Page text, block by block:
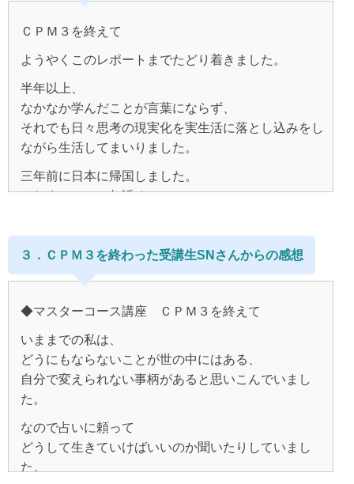
なきゃ。
収入も増えたはずなのにいつもお金が足りない。
再婚を望んでいるのに恋愛がいつもうまくいかない。
人に嫌われる事が何よりも怖くて
友達とは喧嘩をした事もなく、
と怯えていました。
そんな時、この人だ！と思う大好きな人と出逢い、
それと同じタイミングでCPMの書籍、
今度こそは恋愛を成就させたい。
幸せな再婚がしたい！その一心で
ＣＰＭ３を終えて
ようやくこのレポートまでたどり着きました。
半年以上、
なかなか学んだことが言葉にならず、
それでも日々思考の現実化を実生活に落とし込みをし
ながら生活してまいりました。
三年前に日本に帰国しました。
それまでは１９年近く、
自由な思考で、
望むことは意志さえあれば
必ずかなうという信念のもとで暮らしておりました。
子供のころから学術的なこと、
得に哲学的なことは
学ぶ前から記憶の中にすでに存在していたような、
不思議な感覚を持っておりました。
(聖典など、自分が書いたのでは、と思うものすらあ
りました)
また光の中にいる自分が懐かしいような感覚もありま
３．ＣＰＭ３を終わった受講生SNさんからの感想
◆マスターコース講座 ＣＰＭ３を終えて
いままでの私は、
どうにもならないことが世の中にはある、
自分で変えられない事柄があると思いこんでいまし
た。
なので占いに頼って
どうして生きていけばいいのか聞いたりしていまし
た。